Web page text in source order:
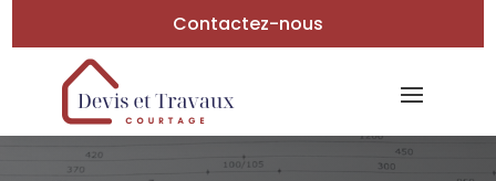
Contactez-nous